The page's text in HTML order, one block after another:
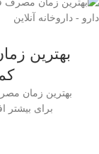
بهترین
بهترین زمان
برای بیشتر